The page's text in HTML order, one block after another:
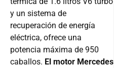
y un sistema de
recuperación de energía
eléctrica, ofrece una
potencia máxima de 950
caballos. El motor Mercedes